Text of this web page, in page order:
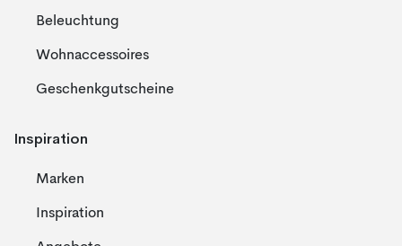
Beleuchtung
Wohnaccessoires
Geschenkgutscheine
Inspiration
Marken
Inspiration